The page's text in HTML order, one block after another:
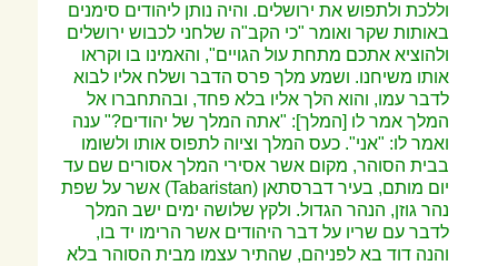
וללכת ולתפוש את ירושלים. והיה נותן ליהודים סימנים
באותות שקר ואומר "כי הקב"ה שלחני לכבוש ירושלים
ולהוציא אתכם מתחת עול הגויים", והאמינו בו וקראו
אותו משיחנו. ושמע מלך פרס הדבר ושלח אליו לבוא
לדבר עמו, והוא הלך אליו בלא פחד, ובהתחברו אל
המלך אמר לו [המלך]: "אתה המלך של יהודים?" ענה
ואמר לו: "אני". כעס המלך וציוה לתפוס אותו ולשומו
בבית הסוהר, מקום אשר אסירי המלך אסורים שם עד
יום מותם, בעיר דברסתאן (Tabaristan) אשר על שפת
נהר גוזן, הנהר הגדול. ולקץ שלושה ימים ישב המלך
לדבר עם שריו על דבר היהודים אשר הרימו יד בו,
והנה דוד בא לפניהם, שהתיר עצמו מבית הסוהר בלא